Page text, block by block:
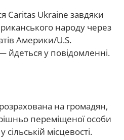
Caritas Ukraine завдяки
народу через
Америки/U.S.
йдеться у повідомленні.
на громадян,
переміщеної особи
місцевості.